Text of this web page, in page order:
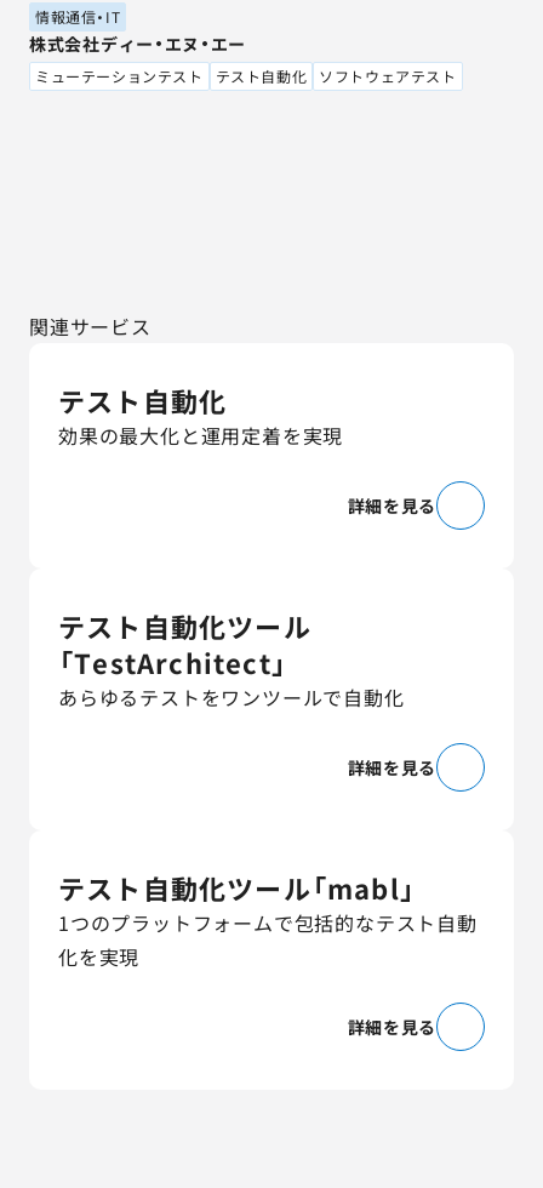
情報通信・IT
株式会社ディー・エヌ・エー
ミューテーションテスト テスト自動化 ソフトウェアテスト
関連サービス
テスト自動化
効果の最大化と運用定着を実現
詳細を見る
テスト自動化ツール
「TestArchitect」
あらゆるテストをワンツールで自動化
詳細を見る
テスト自動化ツール「mabl」
1つのプラットフォームで包括的なテスト自動
化を実現
詳細を見る